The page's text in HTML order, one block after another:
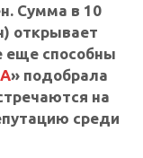
Сумма в 10
открывает
еще способны
» подобрала
на
среди